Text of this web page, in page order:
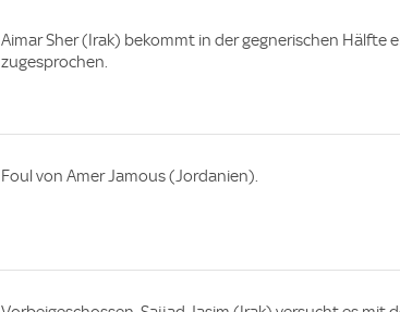
Aimar Sher (Irak) bekommt in der gegnerischen Hälfte
zugesprochen.
Foul von Amer Jamous (Jordanien).